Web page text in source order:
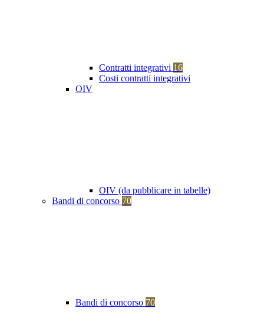
Contratti integrativi 16
Costi contratti integrativi
OIV
OIV (da pubblicare in tabelle)
Bandi di concorso 70
Bandi di concorso 70